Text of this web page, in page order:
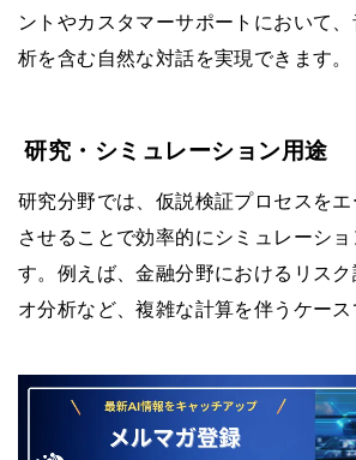
ントやカスタマーサポートにおいて
析を含む自然な対話を実現できます。
研究・シミュレーション用途
研究分野では、仮説検証プロセスを
させることで効率的にシミュレーショ
す。例えば、金融分野におけるリス
オ分析など、複雑な計算を伴うケース